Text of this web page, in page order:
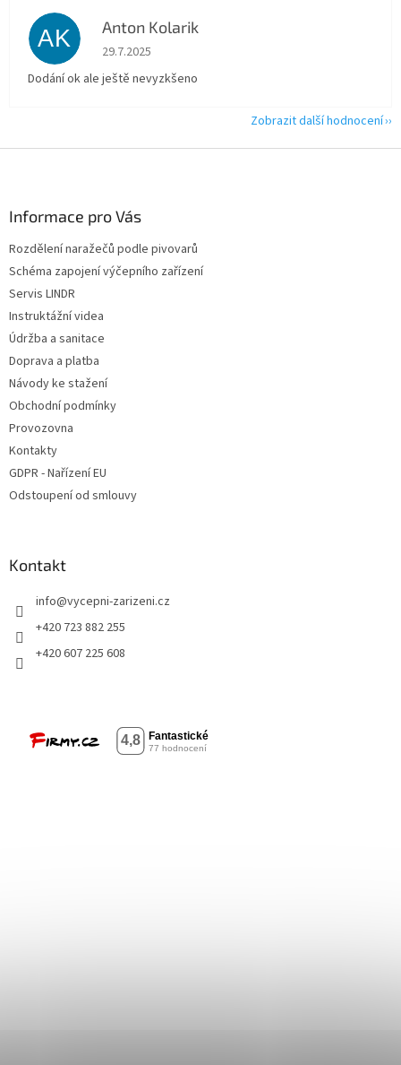
AK Anton Kolarik
Hodnocení obchodu je 5 z 5 hvězdiček.
29.7.2025
Dodání ok ale ještě nevyzkšeno
Zobrazit další hodnocení
Informace pro Vás
Rozdělení naražečů podle pivovarů
Schéma zapojení výčepního zařízení
Servis LINDR
Instruktážní videa
Údržba a sanitace
Doprava a platba
Návody ke stažení
Obchodní podmínky
Provozovna
Kontakty
GDPR - Nařízení EU
Odstoupení od smlouvy
Kontakt
info@vycepni-zarizeni.cz
+420 723 882 255
+420 607 225 608